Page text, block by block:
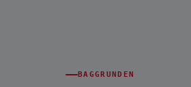
BAGGRUNDEN